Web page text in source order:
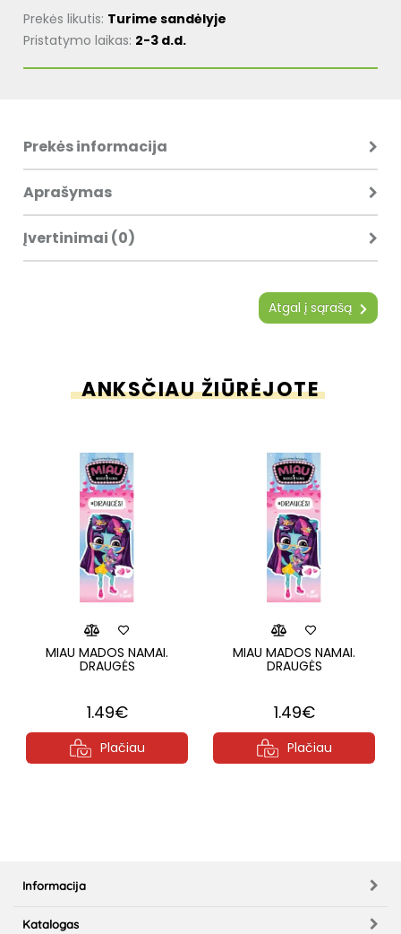
Prekės likutis: Turime sandėlyje
Pristatymo laikas: 2-3 d.d.
Prekės informacija
Aprašymas
Įvertinimai (0)
Atgal į sąrašą
ANKSČIAU ŽIŪRĖJOTE
MIAU MADOS NAMAI.
DRAUGĖS
1.49€
Plačiau
MIAU MADOS NAMAI.
DRAUGĖS
1.49€
Plačiau
Informacija
Katalogas